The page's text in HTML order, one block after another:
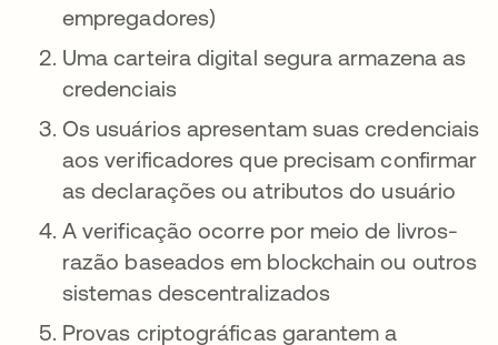
empregadores)
Uma carteira digital segura armazena as
credenciais
Os usuários apresentam suas credenciais
aos verificadores que precisam confirmar
as declarações ou atributos do usuário
A verificação ocorre por meio de livros-
razão baseados em blockchain ou outros
sistemas descentralizados
Provas criptográficas garantem a